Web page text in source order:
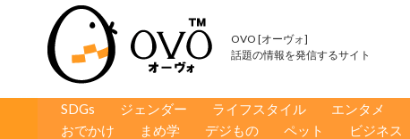
OVO [オーヴォ]
話題の情報を発信するサイト
コンテンツへ移動
SDGs ジェンダー ライフスタイル エンタメ
おでかけ
まめ学 デジもの ペット ビジネス